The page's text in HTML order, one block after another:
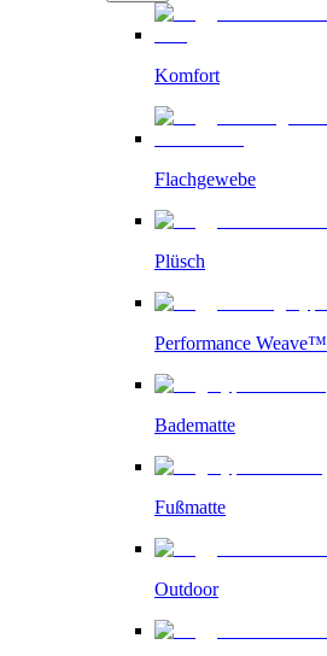
Komfort
Flachgewebe
Plüsch
Performance Weave™
Badematte
Fußmatte
Outdoor